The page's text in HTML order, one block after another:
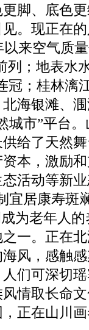
脚、底色
。现正在
来空气质
列；地表水
冠；桂林漓
海银滩、
城市”平台
给了天然
本，激励
活动等新
宜居康寿斑
为老年人
一。正在
风，感触
们可深切
情取长命
正在山川